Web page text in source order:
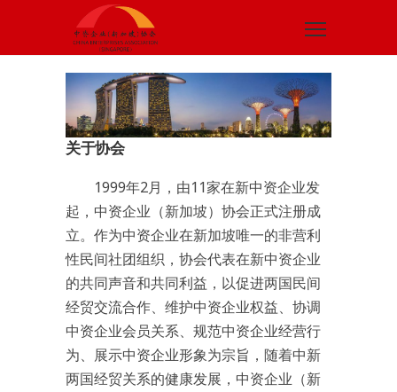
关于协会
1999年2月，由11家在新中资企业发
起，中资企业（新加坡）协会正式注册成
立。作为中资企业在新加坡唯一的非营利
性民间社团组织，协会代表在新中资企业
的共同声音和共同利益，以促进两国民间
经贸交流合作、维护中资企业权益、协调
中资企业会员关系、规范中资企业经营行
为、展示中资企业形象为宗旨，随着中新
两国经贸关系的健康发展，中资企业（新